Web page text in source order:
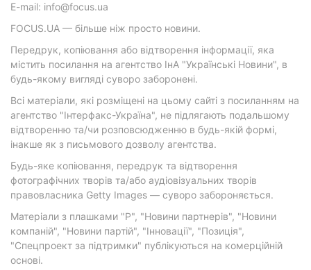
E-mail: info@focus.ua
FOCUS.UA — більше ніж просто новини.
Передрук, копіювання або відтворення інформації, яка
містить посилання на агентство ІнА "Українські Новини", в
будь-якому вигляді суворо заборонені.
Всі матеріали, які розміщені на цьому сайті з посиланням на
агентство "Інтерфакс-Україна", не підлягають подальшому
відтворенню та/чи розповсюдженню в будь-якій формі,
інакше як з письмового дозволу агентства.
Будь-яке копіювання, передрук та відтворення
фотографічних творів та/або аудіовізуальних творів
правовласника Getty Images — суворо забороняється.
Матеріали з плашками "Р", "Новини партнерів", "Новини
компаній", "Новини партій", "Інновації", "Позиція",
"Спецпроект за підтримки" публікуються на комерційній
основі.